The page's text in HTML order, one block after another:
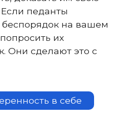
педанты
беспорядок на вашем
их
Они сделают это с
в себе